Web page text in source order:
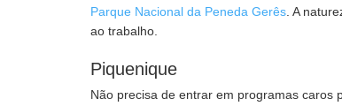
Parque Nacional da Peneda Gerês . A
ao trabalho.
Piquenique
Não precisa de entrar em programas caros